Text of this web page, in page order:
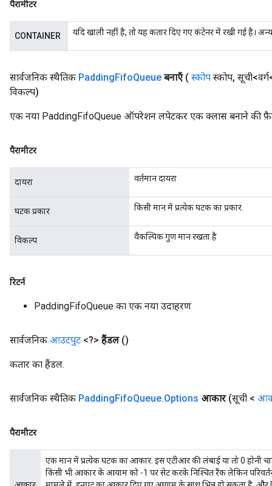
पैरामीटर
CONTAINER यदि खाली नहीं है, तो यह कतार दिए गए कंटेनर में रखी गई है।
सार्वजनिक स्थैतिक PaddingFifoQueue बनाएँ ( स्कोप स्कोप,
विकल्प)
एक नया PaddingFifoQueue ऑपरेशन लपेटकर एक क्लास बनाने की
पैरामीटर
दायरा वर्तमान दायरा
घटक प्रकार किसी मान में प्रत्येक घटक का प्रकार.
विकल्प वैकल्पिक गुण मान रखता है
रिटर्न
PaddingFifoQueue का एक नया उदाहरण
सार्वजनिक आउटपुट <?> हैंडल ()
कतार का हैंडल.
सार्वजनिक स्थैतिक PaddingFifoQueue.Options आकार (सूची <
पैरामीटर
एक मान में प्रत्येक घटक का आकार. इस एटीआर की लंबाई या तो 0 होनी
किसी भी आकार के आयाम को -1 पर सेट करके निश्चित रैंक लेकिन